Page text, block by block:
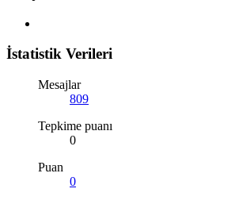
İstatistik Verileri
Mesajlar
809
Tepkime puanı
0
Puan
0